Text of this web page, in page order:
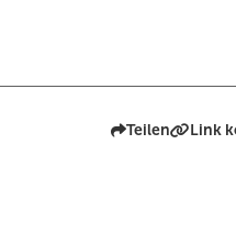
Teilen Link